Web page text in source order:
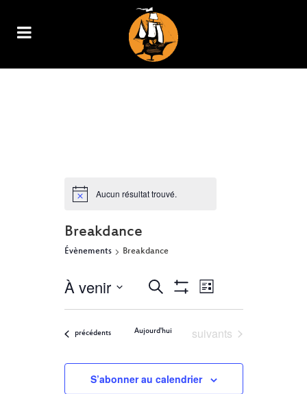
Aucun résultat trouvé.
Breakdance
Évènements Breakdance
RECHERCHE
ET
NAVIGATION
DE
VUES
Recherche
Filters
NAVIGATION
VUES
ÉVÈNEMENT
Liste
À venir
date.
Évènements
précédents Aujourd'hui Évènements
suivants
S’abonner au calendrier